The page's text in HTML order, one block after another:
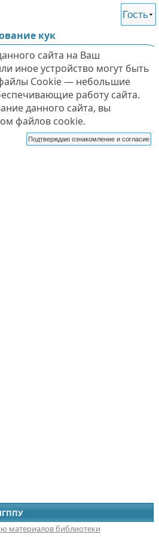
Гость
кук
сайта на Ваш
иное устройство могут быть
Cookie — небольшие
работу сайта.
данного сайта, вы
файлов cookie.
Подтверждаю ознакомление и согласие
материалов библиотеки